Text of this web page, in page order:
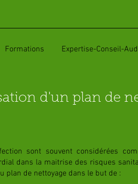
Formations Expertise-Conseil-
d'un plan de
sont souvent considérées
dans la maitrise des risques
plan de nettoyage dans le but de :